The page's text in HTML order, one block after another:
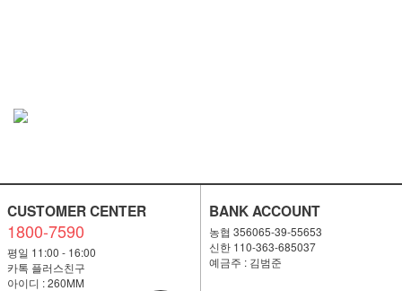
CUSTOMER CENTER
1800-7590
평일 11:00 - 16:00
카톡 플러스친구
아이디 : 260MM
BANK ACCOUNT
농협 356065-39-55653
신한 110-363-685037
예금주 : 김범준